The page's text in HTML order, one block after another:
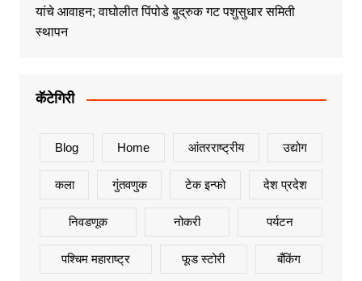
यांचे आवाहन; वाघोलीत पिंपोडे बुद्रुक गट पशुसुधार समिती
स्थापन
कॅटेगिरी
Blog Home आंतरराष्ट्रीय उद्योग
कला गुंतवणुक टेक इन्फो देश प्रदेश
निवडणूक नोकरी पर्यटन
पश्चिम महाराष्ट्र फूड स्टोरी बँकिंग